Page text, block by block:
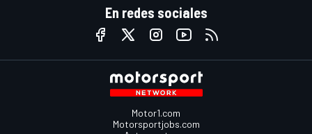
En redes sociales
Motor1.com
Motorsportjobs.com